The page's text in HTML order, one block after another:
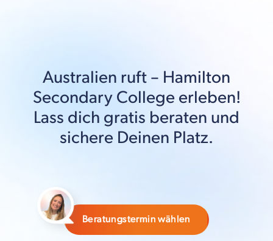
Australien ruft – Hamilton
Secondary College erleben!
Lass dich gratis beraten und
sichere Deinen Platz.
Beratungstermin wählen